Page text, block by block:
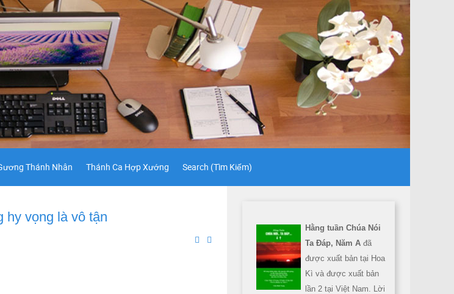
Thánh Nhân Thánh Ca Hợp Xướng Search (Tìm Kiếm)
hy vọng là vô tận
Hằng tuần Chúa Nói
Ta Đáp, Năm A đã
được xuất bản tại Hoa
Kì và được xuất bản
lần 2 tại Việt Nam. Lời